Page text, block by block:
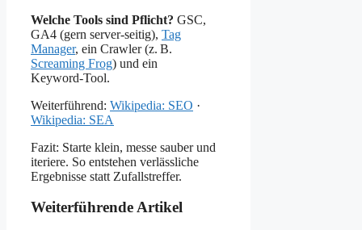
Welche Tools sind Pflicht? GSC,
GA4 (gern server‑seitig), Tag
Manager, ein Crawler (z. B.
Screaming Frog) und ein
Keyword‑Tool.
Weiterführend: Wikipedia: SEO ·
Wikipedia: SEA
Fazit: Starte klein, messe sauber und
iteriere. So entstehen verlässliche
Ergebnisse statt Zufallstreffer.
Weiterführende Artikel